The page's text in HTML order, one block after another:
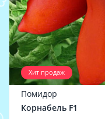
Хит продаж
Помидор
Корнабель F1